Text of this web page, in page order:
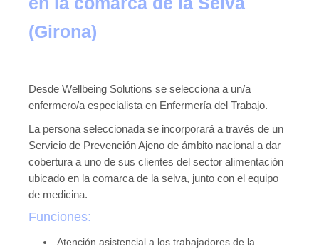
(Girona)
Desde Wellbeing Solutions se selecciona a un/a
enfermero/a especialista en Enfermería del Trabajo.
La persona seleccionada se incorporará a través de un
Servicio de Prevención Ajeno de ámbito nacional a dar
cobertura a uno de sus clientes del sector alimentación
ubicado en la comarca de la selva, junto con el equipo
de medicina.
Funciones:
Atención asistencial a los trabajadores de la